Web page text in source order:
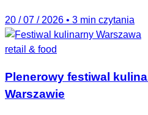
20 / 07 / 2026 • 3 min czytania
retail & food
Plenerowy festiwal
Warszawie